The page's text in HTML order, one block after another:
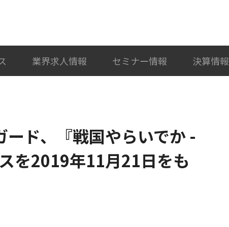
業界求人情報 セミナー情報 決算情報
ード、『戦国やらいでか -
を2019年11月21日をも